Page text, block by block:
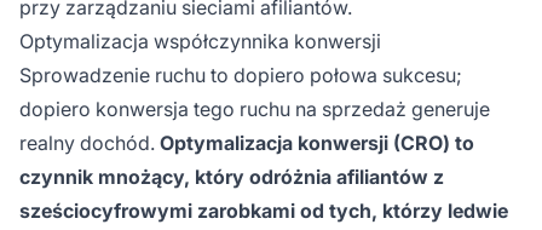
przy zarządzaniu sieciami afiliantów.
Optymalizacja współczynnika konwersji
Sprowadzenie ruchu to dopiero połowa sukcesu;
dopiero konwersja tego ruchu na sprzedaż generuje
realny dochód. Optymalizacja konwersji (CRO) to
czynnik mnożący, który odróżnia afiliantów z
sześciocyfrowymi zarobkami od tych, którzy ledwie